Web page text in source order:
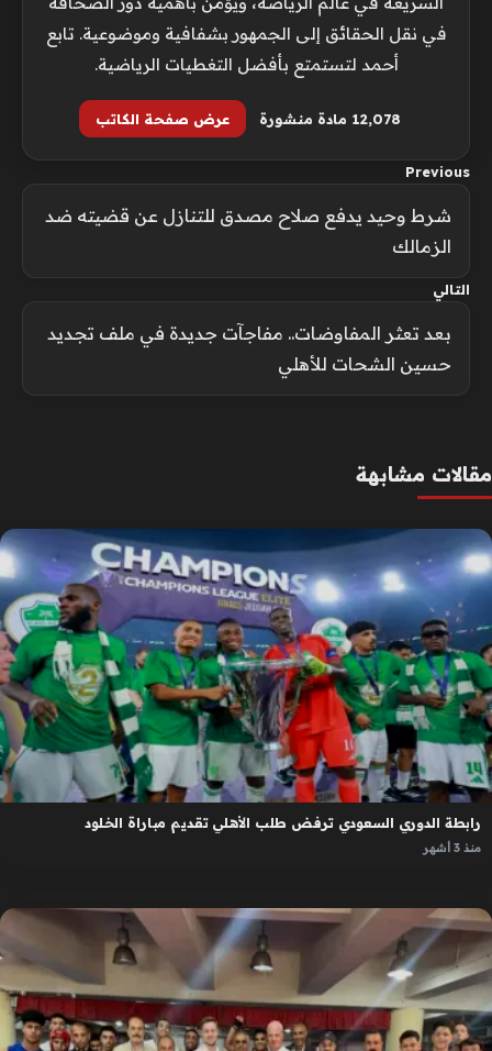
في نقل الحقائق إلى الجمهور بشفافية وموضوعية. تابع
أحمد لتستمتع بأفضل التغطيات الرياضية.
12٬078 مادة منشورة عرض صفحة الكاتب
Previous
شرط وحيد يدفع صلاح مصدق للتنازل عن قضيته ضد
الزمالك
التالي
بعد تعثر المفاوضات.. مفاجآت جديدة في ملف تجديد
حسين الشحات للأهلي
مقالات مشابهة
رابطة الدوري السعودي ترفض طلب الأهلي تقديم مباراة الخلود
منذ 3 أشهر